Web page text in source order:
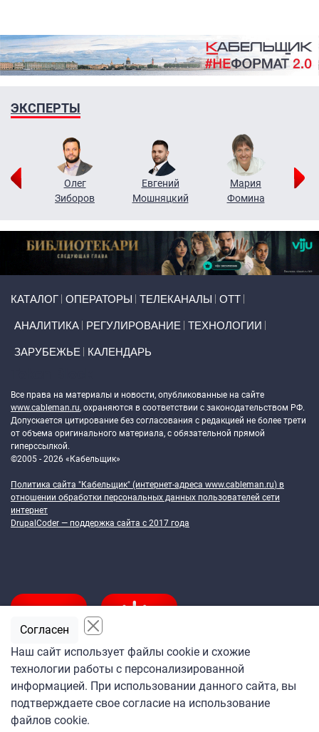
ЭКСПЕРТЫ
Олег
Зиборов
Евгений
Мошняцкий
Мария
Фомина
КАТАЛОГ ОПЕРАТОРЫ ТЕЛЕКАНАЛЫ ОТТ
АНАЛИТИКА РЕГУЛИРОВАНИЕ ТЕХНОЛОГИИ
ЗАРУБЕЖЬЕ КАЛЕНДАРЬ
Все права на материалы и новости, опубликованные на сайте
www.cableman.ru, охраняются в соответствии с законодательством РФ.
Допускается цитирование без согласования с редакцией не более трети
от объема оригинального материала, с обязательной прямой
гиперссылкой.
©2005 - 2026 «Кабельщик»
Политика сайта "Кабельщик" (интернет-адреса www.cableman.ru) в
отношении обработки персональных данных пользователей сети
интернет
DrupalCoder — поддержка сайта c 2017 года
Подпишитесь
на ежедневную рассылку
«Кабельщика»
Наш сайт использует файлы cookie и схожие
технологии работы с персонализированной
информацией. При использовании данного сайта, вы
подтверждаете свое согласие на использование
файлов cookie.
Согласен